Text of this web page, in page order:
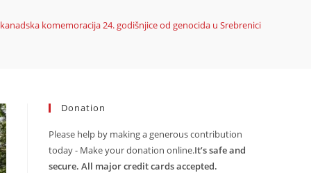
komemoracija 24. godišnjice od genocida u Srebrenici
Donation
Please help by making a generous contribution
today - Make your donation online.It’s safe and
secure. All major credit cards accepted.